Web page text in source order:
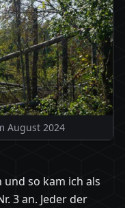
August 2024
so kam ich als
3 an. Jeder der